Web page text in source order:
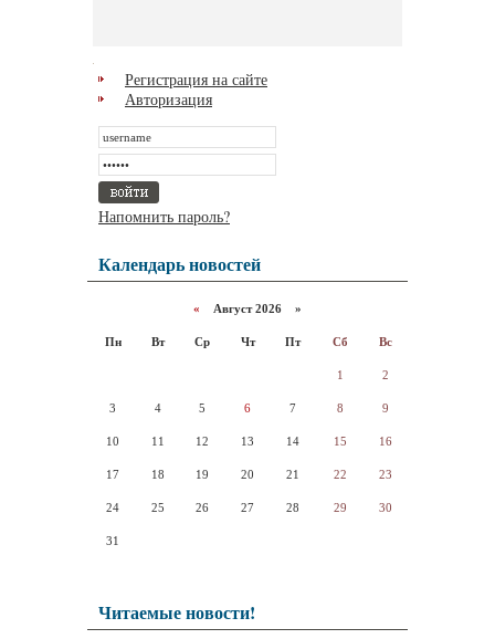
Регистрация на сайте
Авторизация
Напомнить пароль?
Календарь новостей
« Август 2026 »
Пн Вт Ср Чт Пт Сб Вс
1 2
3 4 5 6 7 8 9
10 11 12 13 14 15 16
17 18 19 20 21 22 23
24 25 26 27 28 29 30
31
Читаемые новости!